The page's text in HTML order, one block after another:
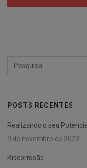
POSTS RECENTES
Realizando o seu
9 de novembro de 2023
Biocorrosão.